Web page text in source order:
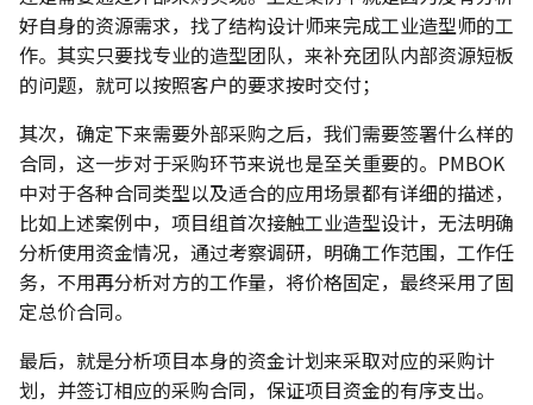
好自身的资源需求，找了结构设计师来完成工业造型师的工
作。其实只要找专业的造型团队，来补充团队内部资源短板
的问题，就可以按照客户的要求按时交付；
其次，确定下来需要外部采购之后，我们需要签署什么样的
合同，这一步对于采购环节来说也是至关重要的。PMBOK
中对于各种合同类型以及适合的应用场景都有详细的描述，
比如上述案例中，项目组首次接触工业造型设计，无法明确
分析使用资金情况，通过考察调研，明确工作范围，工作任
务，不用再分析对方的工作量，将价格固定，最终采用了固
定总价合同。
最后，就是分析项目本身的资金计划来采取对应的采购计
划，并签订相应的采购合同，保证项目资金的有序支出。